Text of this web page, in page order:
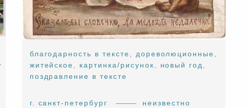
благодарность в тексте дореволюционные
житейское
картинка/рисунок новый год
поздравление в тексте
г. санкт-петербург неизвестно